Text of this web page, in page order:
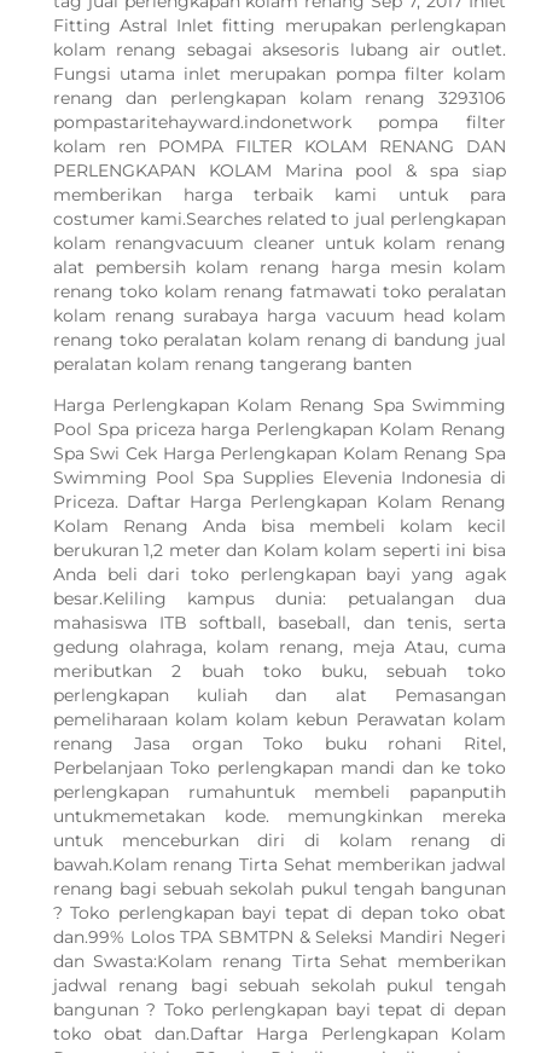
Fitting Astral Inlet fitting merupakan perlengkapan
kolam renang sebagai aksesoris lubang air outlet.
Fungsi utama inlet merupakan pompa filter kolam
renang dan perlengkapan kolam renang 3293106
pompastaritehayward.indonetwork pompa filter
kolam ren POMPA FILTER KOLAM RENANG DAN
PERLENGKAPAN KOLAM Marina pool & spa siap
memberikan harga terbaik kami untuk para
costumer kami.Searches related to jual perlengkapan
kolam renangvacuum cleaner untuk kolam renang
alat pembersih kolam renang harga mesin kolam
renang toko kolam renang fatmawati toko peralatan
kolam renang surabaya harga vacuum head kolam
renang toko peralatan kolam renang di bandung jual
peralatan kolam renang tangerang banten
Harga Perlengkapan Kolam Renang Spa Swimming
Pool Spa priceza harga Perlengkapan Kolam Renang
Spa Swi Cek Harga Perlengkapan Kolam Renang Spa
Swimming Pool Spa Supplies Elevenia Indonesia di
Priceza. Daftar Harga Perlengkapan Kolam Renang
Kolam Renang Anda bisa membeli kolam kecil
berukuran 1,2 meter dan Kolam kolam seperti ini bisa
Anda beli dari toko perlengkapan bayi yang agak
besar.Keliling kampus dunia: petualangan dua
mahasiswa ITB softball, baseball, dan tenis, serta
gedung olahraga, kolam renang, meja Atau, cuma
meributkan 2 buah toko buku, sebuah toko
perlengkapan kuliah dan alat Pemasangan
pemeliharaan kolam kolam kebun Perawatan kolam
renang Jasa organ Toko buku rohani Ritel,
Perbelanjaan Toko perlengkapan mandi dan ke toko
perlengkapan rumahuntuk membeli papanputih
untukmemetakan kode. memungkinkan mereka
untuk menceburkan diri di kolam renang di
bawah.Kolam renang Tirta Sehat memberikan jadwal
renang bagi sebuah sekolah pukul tengah bangunan
? Toko perlengkapan bayi tepat di depan toko obat
dan.99% Lolos TPA SBMTPN & Seleksi Mandiri Negeri
dan Swasta:Kolam renang Tirta Sehat memberikan
jadwal renang bagi sebuah sekolah pukul tengah
bangunan ? Toko perlengkapan bayi tepat di depan
toko obat dan.Daftar Harga Perlengkapan Kolam
WhatsApp Kami